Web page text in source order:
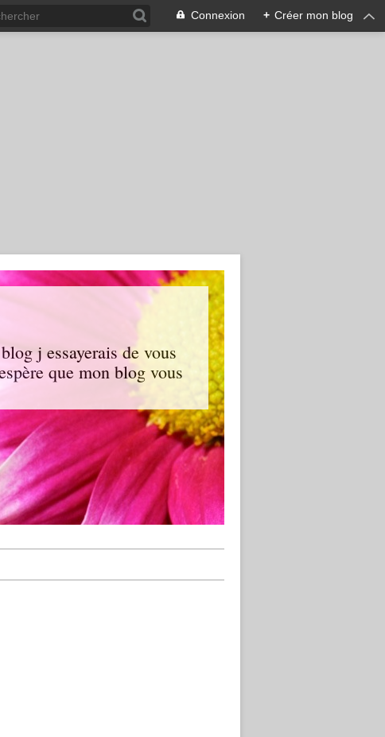
Connexion + Créer mon blog
j essayerais de vous
que mon blog vous